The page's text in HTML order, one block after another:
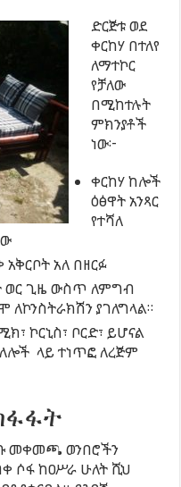
ድርጅቱ ወደ
ቀርከሃ በተለየ
ለማተኮር
የቻለው
በሚከተሉት
ምክንያቶች
ነው፦
ቀርከሃ ከሎች
ዕፅዋት አንጻር
የተሻለ
አለ በዘርፉ
ወር ጊዜ ውስጥ ለምግብ
ያገለግላል።
ኮርኒስ፣ ቦርድ፣ ይሆናል
ላይ ተነጥፎ ለረጅም
መቀመጫ ወንበሮችን
ሶፋ ከዐሥራ ሁለት ሺህ